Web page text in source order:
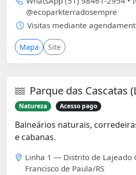
@ecoparkterradosempre
Visitas mediante
Mapa Site
Parque das Cascatas
Natureza Acesso pago
Balneários naturais,
e cabanas.
Linha 1 — Distrito de Lajeado
Francisco de Paula/RS